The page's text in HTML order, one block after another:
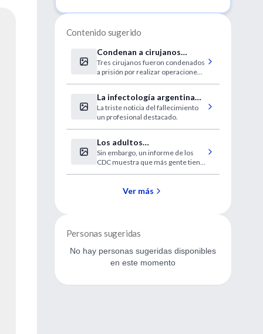
Contenido sugerido
Condenan a cirujanos
italianos
Tres cirujanos fueron condenados
a prisión por realizar operaciones
italiana bautizó como la “clínica del
horror”, se informó ayer.
La infectología argentina
de duelo
La triste noticia del fallecimiento
un profesional destacado.
Los adultos
estadounidenses con HTA
se mantienen en 30 por
ciento
Sin embargo, un informe de los
CDC muestra que más gente tiene
Ver más
Personas sugeridas
No hay personas sugeridas disponibles
en este momento